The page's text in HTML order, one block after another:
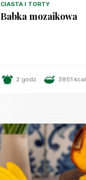
CIASTA I TORTY
Babka mozaikowa
2 godz. 3851 kcal